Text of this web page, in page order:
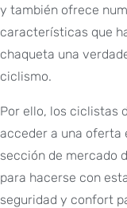
y también ofrece
características que
chaqueta una
ciclismo.
Por ello, los ciclistas
acceder a una oferta
sección de mercado
para hacerse con
seguridad y confort